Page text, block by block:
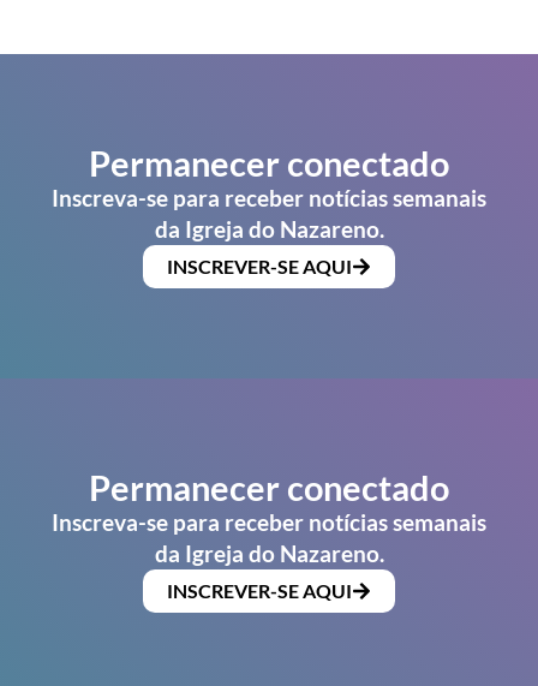
Permanecer conectado
Inscreva-se para receber notícias semanais
da Igreja do Nazareno.
INSCREVER-SE AQUI
Permanecer conectado
Inscreva-se para receber notícias semanais
da Igreja do Nazareno.
INSCREVER-SE AQUI